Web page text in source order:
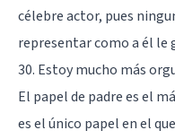
célebre actor, pues
representar como a él le
30. Estoy mucho más
El papel de padre es el
es el único papel en el